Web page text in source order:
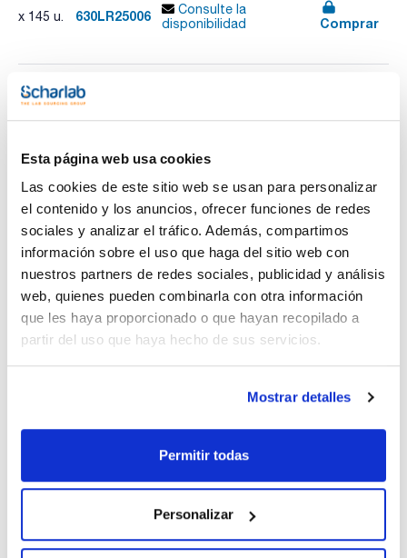
Esta página web usa cookies
Las cookies de este sitio web se usan para personalizar
el contenido y los anuncios, ofrecer funciones de redes
sociales y analizar el tráfico. Además, compartimos
información sobre el uso que haga del sitio web con
nuestros partners de redes sociales, publicidad y análisis
web, quienes pueden combinarla con otra información
que les haya proporcionado o que hayan recopilado a
partir del uso que haya hecho de sus servicios.
Mostrar detalles
Permitir todas
Personalizar
x 145 u. 630LR25006
Consulte la
disponibilidad
Comprar
Imprimir ficha de
producto
Capacidad (ml) : 250
Diámetro interno x Altura (mm) : 60x25
Tipo de Tapón : Tapón con obturador
Esterilidad : Si
Pack (u.) : 145
Frascos cilíndricos de boca ancha en PE de alta densidad
con tapón rojo.
Con distintos sistemas de cierres disponibles.
Todos los tapones llevan estrías lo que facilita su apertura
incluso con guantes.
Ver más
Documentación técnica
TDS / Ficha técnica
COA
descargas
Los productos marcados con esta imagen son
listos para una entrega inmediata.